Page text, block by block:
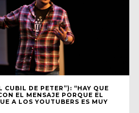
CUBIL DE PETER”): “HAY QUE
EL MENSAJE PORQUE EL
A LOS YOUTUBERS ES MUY